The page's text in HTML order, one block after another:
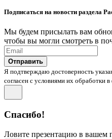
Подписаться на новости раздела
Мы будем присылать вам
чтобы вы могли смотреть в
Отправить
Я подтверждаю достоверность
согласен с условиями их обработки
Спасибо!
Ловите презентацию в вашем